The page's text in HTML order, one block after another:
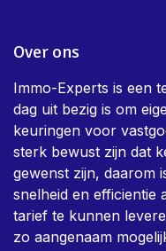
Over ons
Immo-Experts is een
dag uit bezig is om
keuringen voor
sterk bewust zijn dat
gewenst zijn, daarom
snelheid en efficientie
tarief te kunnen
zo aangenaam